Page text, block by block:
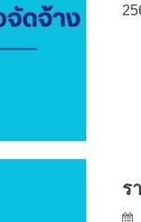
ร